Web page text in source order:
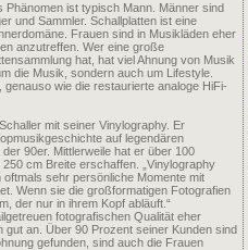
Phänomen ist typisch Mann. Männer sind
und Sammler. Schallplatten ist eine
Frauen sind in Musikläden eher
anzutreffen. Wer eine große
hat, hat viel Ahnung von Musik
die Musik, sondern auch um Lifestyle.
wie die restaurierte analoge HiFi-
mit seiner Vinylography. Er
auf legendären
90er. Mittlerweile hat er über 100
cm Breite erschaffen. „Vinylography
oftmals sehr persönliche Momente mit
Wenn sie die großformatigen Fotografien
der nur in ihrem Kopf abläuft.“
fotografischen Qualität eher
an. Über 90 Prozent seiner Kunden sind
gefunden, sind auch die Frauen